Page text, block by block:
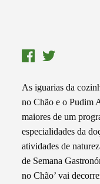
As iguarias da
no Chão e o Pudim
maiores de um
especialidades da
atividades de
de Semana
no Chão’ vai